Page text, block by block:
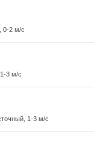
0-2 м/с
3 м/с
1-3 м/с